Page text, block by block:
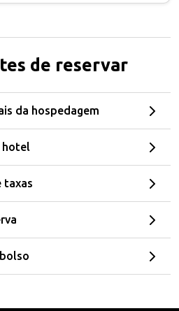
de reservar
da hospedagem
hotel
taxas